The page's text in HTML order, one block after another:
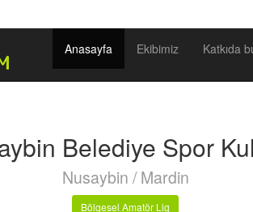
Anasayfa Ekibimiz Katkıda
Belediye Spor
Nusaybin / Mardin
Bölgesel Amatör Lig